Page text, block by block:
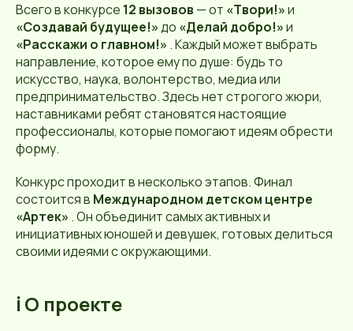
Всего в конкурсе 12 вызовов — от «Твори!»и
«Создавай будущее!»до «Делай добро!»и
«Расскажи о главном!» . Каждый может выбрать
направление, которое ему по душе: будь то
искусство, наука, волонтерство, медиа или
предпринимательство. Здесь нет строгого жюри,
наставниками ребят становятся настоящие
профессионалы, которые помогают идеям обрести
форму.
Конкурс проходит в несколько этапов. Финал
состоится в Международном детском центре
«Артек» . Он объединит самых активных и
инициативных юношей и девушек, готовых делиться
своими идеями с окружающими.
ℹ️ О проекте